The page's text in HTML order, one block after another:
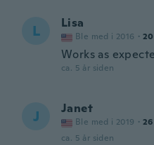
L Lisa
Ble med i 2016 · 20
Works as
ca. 5 år siden
J Janet
Ble med i 2019 · 26
ca. 5 år siden